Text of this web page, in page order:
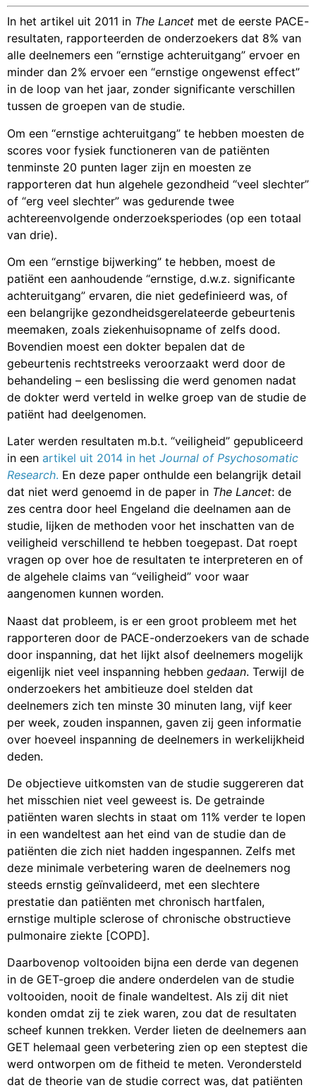
In het artikel uit 2011 in The Lancet met de eerste PACE-
resultaten, rapporteerden de onderzoekers dat 8% van
alle deelnemers een “ernstige achteruitgang” ervoer en
minder dan 2% ervoer een “ernstige ongewenst effect”
in de loop van het jaar, zonder significante verschillen
tussen de groepen van de studie.
Om een “ernstige achteruitgang” te hebben moesten de
scores voor fysiek functioneren van de patiënten
tenminste 20 punten lager zijn en moesten ze
rapporteren dat hun algehele gezondheid “veel slechter”
of “erg veel slechter” was gedurende twee
achtereenvolgende onderzoeksperiodes (op een totaal
van drie).
Om een “ernstige bijwerking” te hebben, moest de
patiënt een aanhoudende “ernstige, d.w.z. significante
achteruitgang” ervaren, die niet gedefinieerd was, of
een belangrijke gezondheidsgerelateerde gebeurtenis
meemaken, zoals ziekenhuisopname of zelfs dood.
Bovendien moest een dokter bepalen dat de
gebeurtenis rechtstreeks veroorzaakt werd door de
behandeling – een beslissing die werd genomen nadat
de dokter werd verteld in welke groep van de studie de
patiënt had deelgenomen.
Later werden resultaten m.b.t. “veiligheid” gepubliceerd
in een artikel uit 2014 in het Journal of Psychosomatic
Research. En deze paper onthulde een belangrijk detail
dat niet werd genoemd in de paper in The Lancet: de
zes centra door heel Engeland die deelnamen aan de
studie, lijken de methoden voor het inschatten van de
veiligheid verschillend te hebben toegepast. Dat roept
vragen op over hoe de resultaten te interpreteren en of
de algehele claims van “veiligheid” voor waar
aangenomen kunnen worden.
Naast dat probleem, is er een groot probleem met het
rapporteren door de PACE-onderzoekers van de schade
door inspanning, dat het lijkt alsof deelnemers mogelijk
eigenlijk niet veel inspanning hebben gedaan. Terwijl de
onderzoekers het ambitieuze doel stelden dat
deelnemers zich ten minste 30 minuten lang, vijf keer
per week, zouden inspannen, gaven zij geen informatie
over hoeveel inspanning de deelnemers in werkelijkheid
deden.
De objectieve uitkomsten van de studie suggereren dat
het misschien niet veel geweest is. De getrainde
patiënten waren slechts in staat om 11% verder te lopen
in een wandeltest aan het eind van de studie dan de
patiënten die zich niet hadden ingespannen. Zelfs met
deze minimale verbetering waren de deelnemers nog
steeds ernstig geïnvalideerd, met een slechtere
prestatie dan patiënten met chronisch hartfalen,
ernstige multiple sclerose of chronische obstructieve
pulmonaire ziekte [COPD].
Daarbovenop voltooiden bijna een derde van degenen
in de GET-groep die andere onderdelen van de studie
voltooiden, nooit de finale wandeltest. Als zij dit niet
konden omdat zij te ziek waren, zou dat de resultaten
scheef kunnen trekken. Verder lieten de deelnemers aan
GET helemaal geen verbetering zien op een steptest die
werd ontworpen om de fitheid te meten. Verondersteld
dat de theorie van de studie correct was, dat patiënten